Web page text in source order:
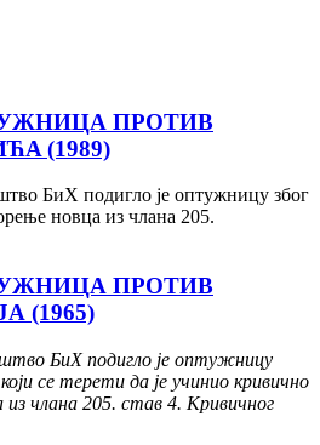
ПРОТИВ
(1989)
БиХ подигло је оптужницу због
новца из члана 205.
ПРОТИВ
(1965)
БиХ подигло је оптужницу
се терети да је учинио кривично
из члана 205. став 4. Кривичног